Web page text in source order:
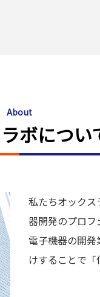
About
ボについ
私たちオック
器開発のプロフ
電⼦機器の開
けすることで「